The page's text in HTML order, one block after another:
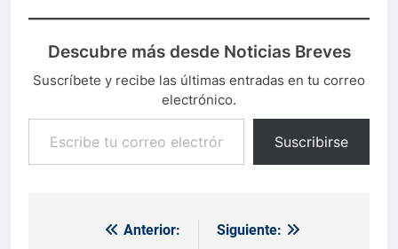
Descubre más desde Noticias Breves
Suscríbete y recibe las últimas entradas en tu correo
electrónico.
Escribe tu correo electrónico…
Suscribirse
Navegación
Anterior:
Siguiente: